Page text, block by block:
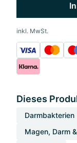
inkl. MwSt.
Dieses
Darmbakterien
Magen, Darm